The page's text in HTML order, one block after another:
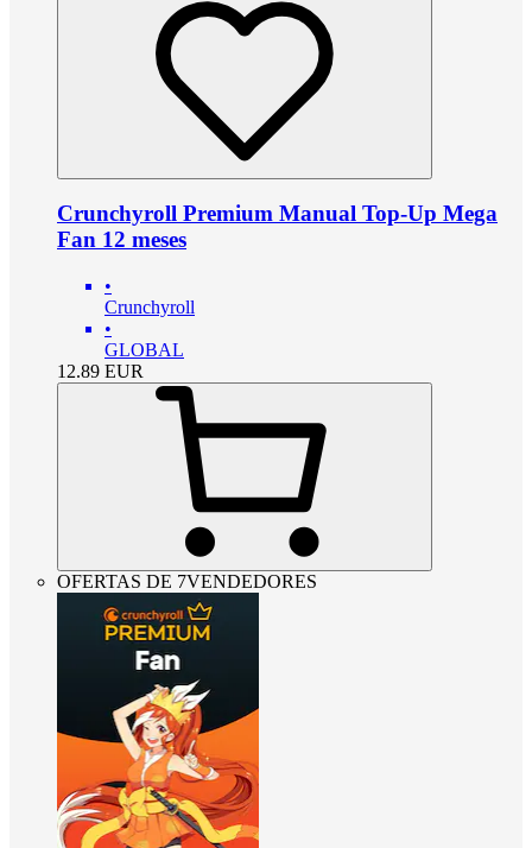
Crunchyroll Premium Manual Top-Up Mega
Fan 12 meses
•
Crunchyroll
•
GLOBAL
12.89 EUR
OFERTAS DE 7VENDEDORES